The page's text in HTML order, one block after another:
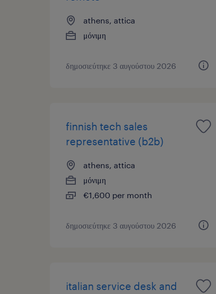
athens, attica
μόνιμη
δημοσιεύτηκε 3 αυγούστου 2026
finnish tech sales
representative (b2b)
athens, attica
μόνιμη
€1,600 per month
δημοσιεύτηκε 3 αυγούστου 2026
italian service desk and